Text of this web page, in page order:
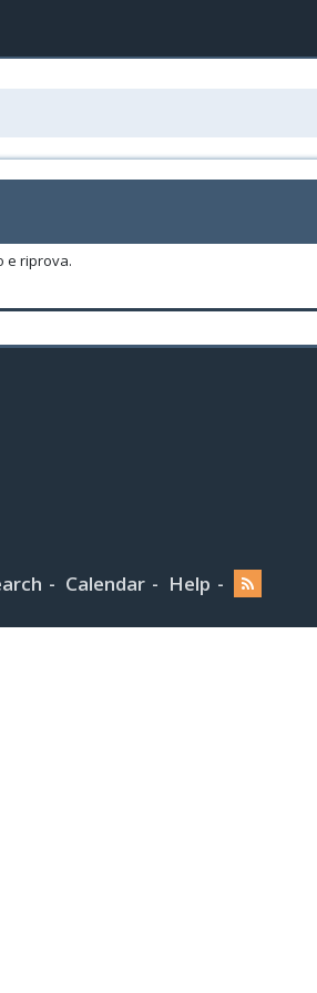
e riprova.
Calendar Help